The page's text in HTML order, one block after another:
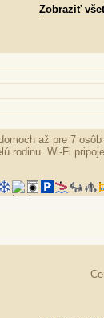
Zobraziť
až pre 7
rodinu. Wi-Fi